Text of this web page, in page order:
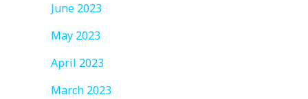
June 2023
May 2023
April 2023
March 2023